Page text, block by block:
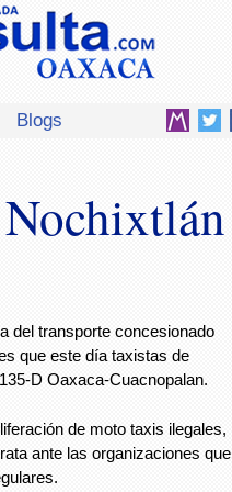
Blogs
del transporte concesionado
que este día taxistas de
D Oaxaca-Cuacnopalan.
de moto taxis ilegales,
ante las organizaciones que